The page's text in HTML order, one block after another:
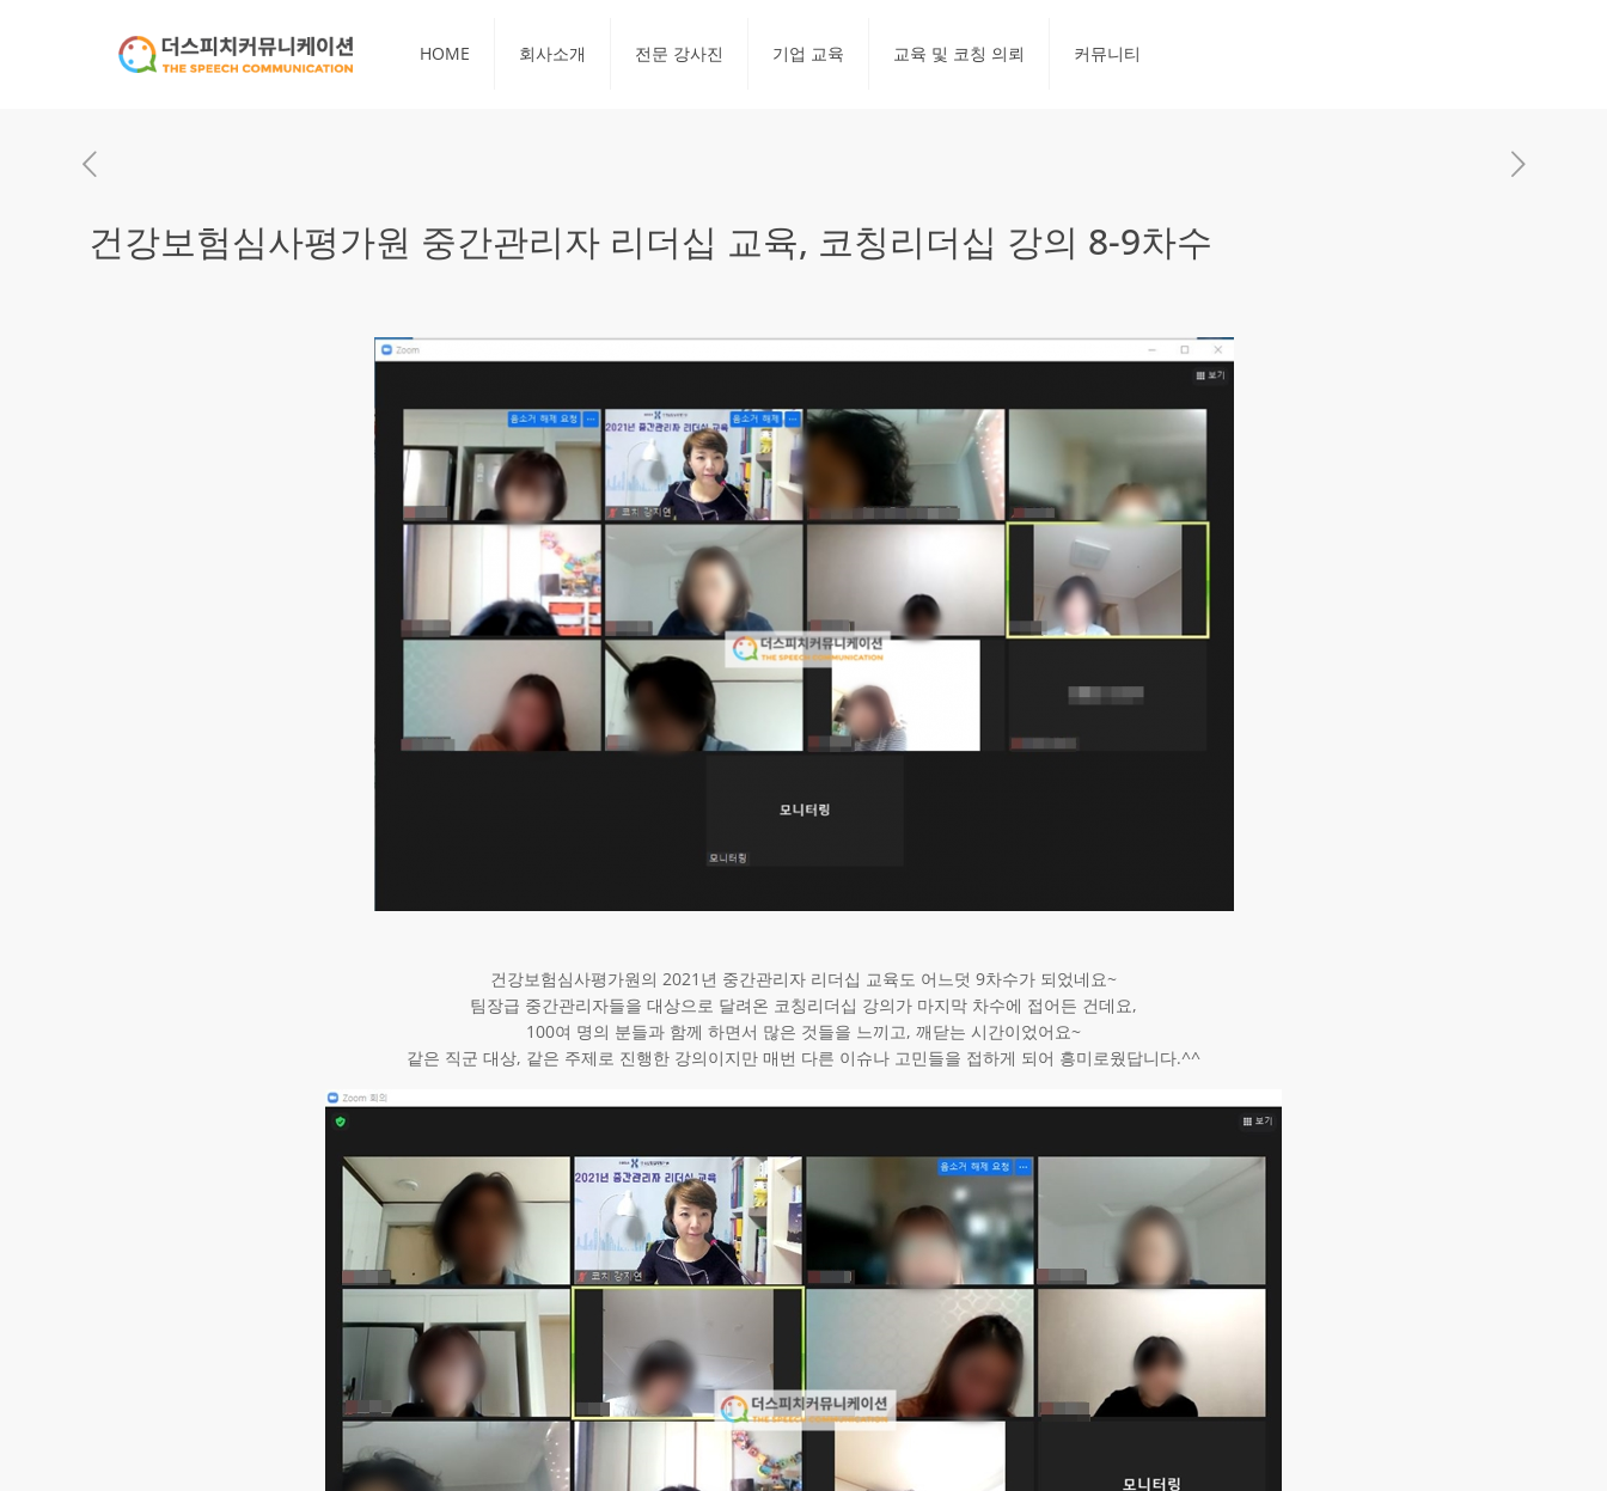
HOME 회사소개 전문 강사진 기업 교육 교육 및 코칭 의뢰 커뮤니티
건강보험심사평가원 중간관리자 리더십 교육, 코칭리더십 강의 8-9차수
건강보험심사평가원의 2021년 중간관리자 리더십 교육도 어느덧 9차수가 되었네요~
팀장급 중간관리자들을 대상으로 달려온 코칭리더십 강의가 마지막 차수에 접어든 건데요,
100여 명의 분들과 함께 하면서 많은 것들을 느끼고, 깨닫는 시간이었어요~
같은 직군 대상, 같은 주제로 진행한 강의이지만 매번 다른 이슈나 고민들을 접하게 되어 흥미로웠답니다.^^